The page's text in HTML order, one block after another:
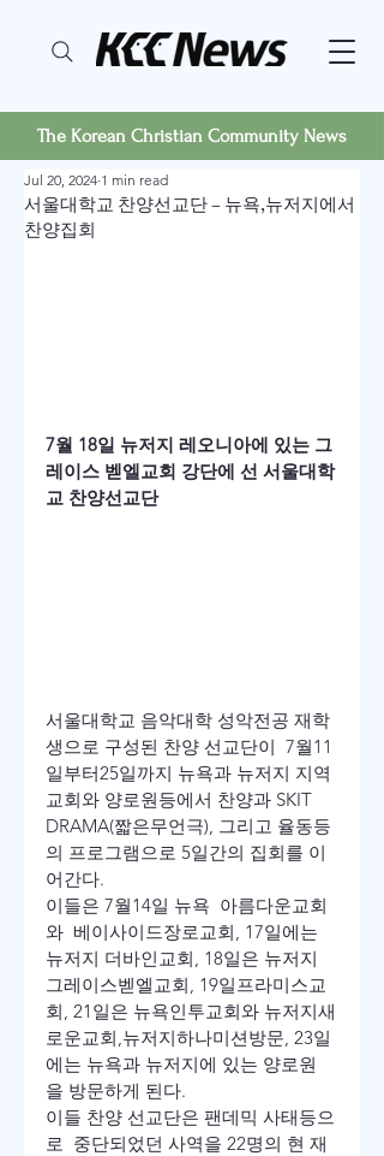
The Korean Christian Community News
서울대학교 찬양선교단 – 뉴욕,뉴저지에서
찬양집회
Jul 20, 2024 1 min read
7월 18일 뉴저지 레오니아에 있는 그
레이스 벧엘교회 강단에 선 서울대학
교 찬양선교단
서울대학교 음악대학 성악전공 재학
생으로 구성된 찬양 선교단이  7월11
일부터25일까지 뉴욕과 뉴저지 지역
교회와 양로원등에서 찬양과 SKIT
DRAMA(짧은무언극), 그리고 율동등
의 프로그램으로 5일간의 집회를 이
어간다.
이들은 7월14일 뉴욕  아름다운교회
와  베이사이드장로교회, 17일에는
뉴저지 더바인교회, 18일은 뉴저지
그레이스벧엘교회, 19일프라미스교
회, 21일은 뉴욕인투교회와 뉴저지새
로운교회,뉴저지하나미션방문, 23일
에는 뉴욕과 뉴저지에 있는 양로원
을 방문하게 된다.
이들 찬양 선교단은 팬데믹 사태등으
로  중단되었던 사역을 22명의 현 재